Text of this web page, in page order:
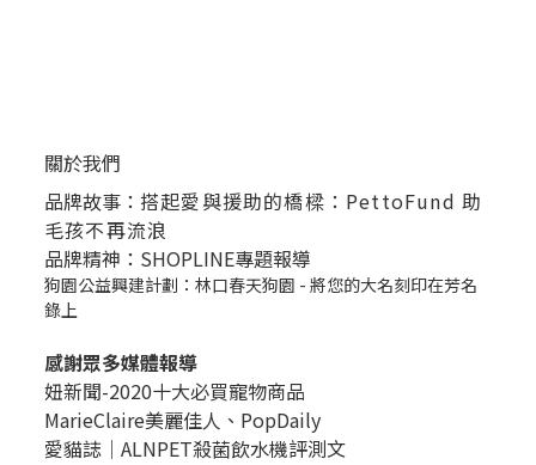
關於我們
品牌故事： 搭起愛與援助的橋樑：PettoFund 助
毛孩不再流浪
品牌精神：SHOPLINE專題報導
狗園公益興建計劃：林口春天狗園 - 將您的大名刻印在芳名
錄上
感謝眾多媒體報導
妞新聞-2020十大必買寵物商品
MarieClaire美麗佳人、 PopDaily
愛貓誌｜ALNPET殺菌飲水機評測文